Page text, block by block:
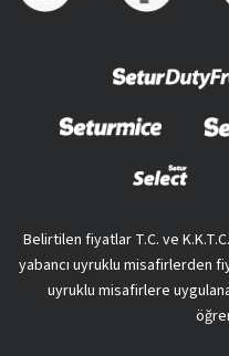
Belirtilen fiyatlar T.C. ve
yabancı uyruklu misafirlerden
uyruklu misafirlere